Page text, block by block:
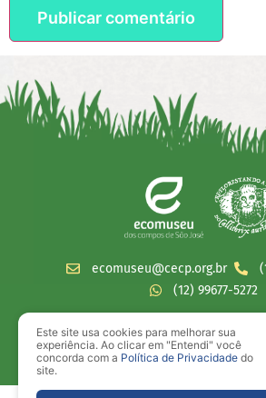
ecomuseu@cecp.org.br
(12) 99677-5272
Este site usa cookies para melhorar sua
experiência. Ao clicar em "Entendi" você
concorda com a Política de Privacidade do
site.